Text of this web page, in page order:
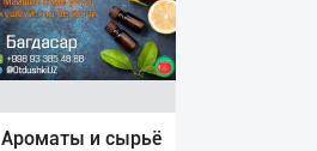
Ароматы и сырьё